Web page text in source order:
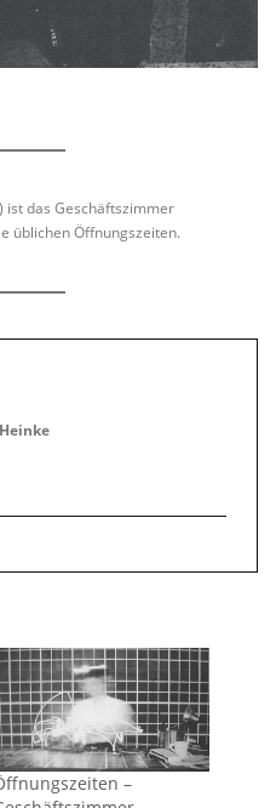
ist das Geschäftszimmer
üblichen Öffnungszeiten.
–